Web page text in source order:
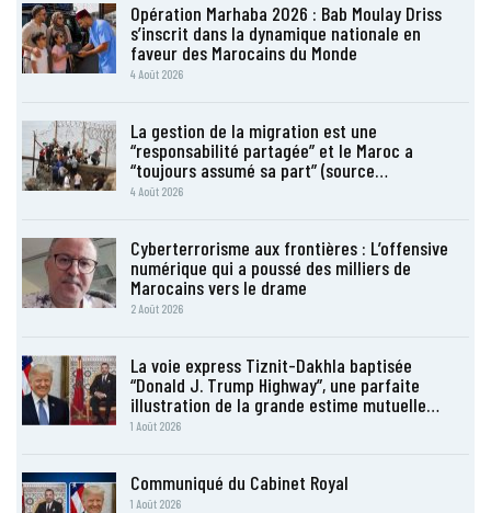
Opération Marhaba 2026 : Bab Moulay Driss
s’inscrit dans la dynamique nationale en
faveur des Marocains du Monde
4 Août 2026
La gestion de la migration est une
“responsabilité partagée” et le Maroc a
“toujours assumé sa part” (source…
4 Août 2026
Cyberterrorisme aux frontières : L’offensive
numérique qui a poussé des milliers de
Marocains vers le drame
2 Août 2026
La voie express Tiznit-Dakhla baptisée
“Donald J. Trump Highway”, une parfaite
illustration de la grande estime mutuelle…
1 Août 2026
Communiqué du Cabinet Royal
1 Août 2026